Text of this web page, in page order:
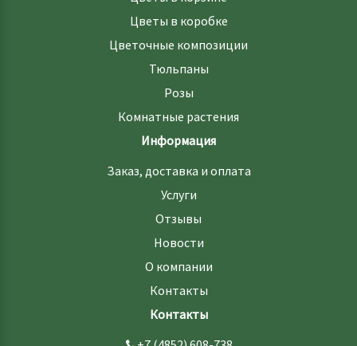
Цветы в коробке
Цветочные композиции
Тюльпаны
Розы
Комнатные растения
Информация
Заказ, доставка и оплата
Услуги
Отзывы
Новости
О компании
Контакты
Контакты